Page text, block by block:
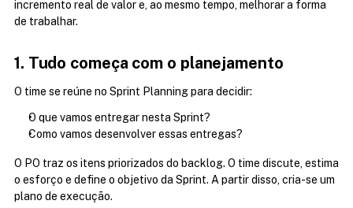
incremento real de valor e, ao mesmo tempo, melhorar a forma
de trabalhar.
1. Tudo começa com o planejamento
O time se reúne no Sprint Planning para decidir:
O que vamos entregar nesta Sprint?
Como vamos desenvolver essas entregas?
O PO traz os itens priorizados do backlog. O time discute, estima
o esforço e define o objetivo da Sprint. A partir disso, cria-se um
plano de execução.